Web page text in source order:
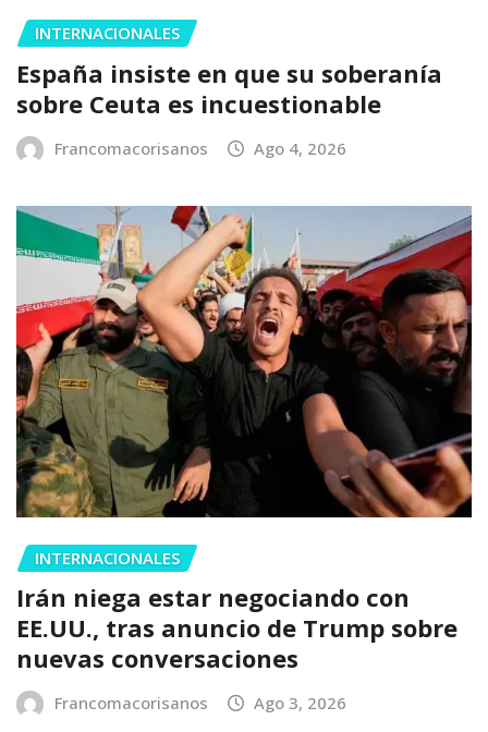
INTERNACIONALES
España insiste en que su soberanía
sobre Ceuta es incuestionable
Francomacorisanos Ago 4, 2026
INTERNACIONALES
Irán niega estar negociando con
EE.UU., tras anuncio de Trump sobre
nuevas conversaciones
Francomacorisanos Ago 3, 2026